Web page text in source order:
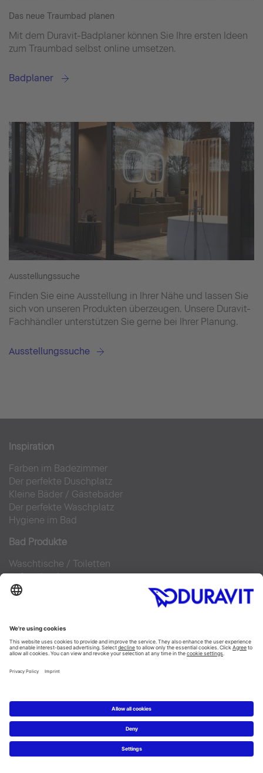
Das neue Traumbad planen
Mit dem Duravit-Badplaner können Sie Ihre ersten Ideen
zum Traumbad selbst online umsetzen.
Badplaner
Ausstellungssuche
Finden Sie eine Ausstellung in Ihrer Nähe und lassen Sie
sich von unseren Produkten überzeugen. Unsere Duravit-
Fachhändler unterstützen Sie gerne bei Ihrer Planung.
Ausstellungssuche
Inspiration
Farben im Badezimmer
Der perfekte Duschplatz
Kleine Bäder / Gästebäder
Der perfekte Waschplatz
Hygiene im Bad
Bad Produkte
Waschtische / Toiletten
Aufsatzbecken
SensoWash® Dusch WCs
Bad Planung
Online Badplaner
Materialien im Bad
Service
Technische Beratung
Presse